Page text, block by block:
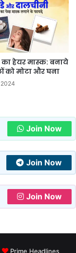
का हेयर मास्क: बनाये
को मोटा और घना
2024
Join Now
Join Now
Join Now
Prime Headlines